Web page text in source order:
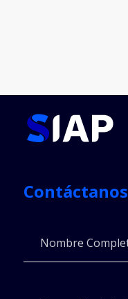
Contáctanos